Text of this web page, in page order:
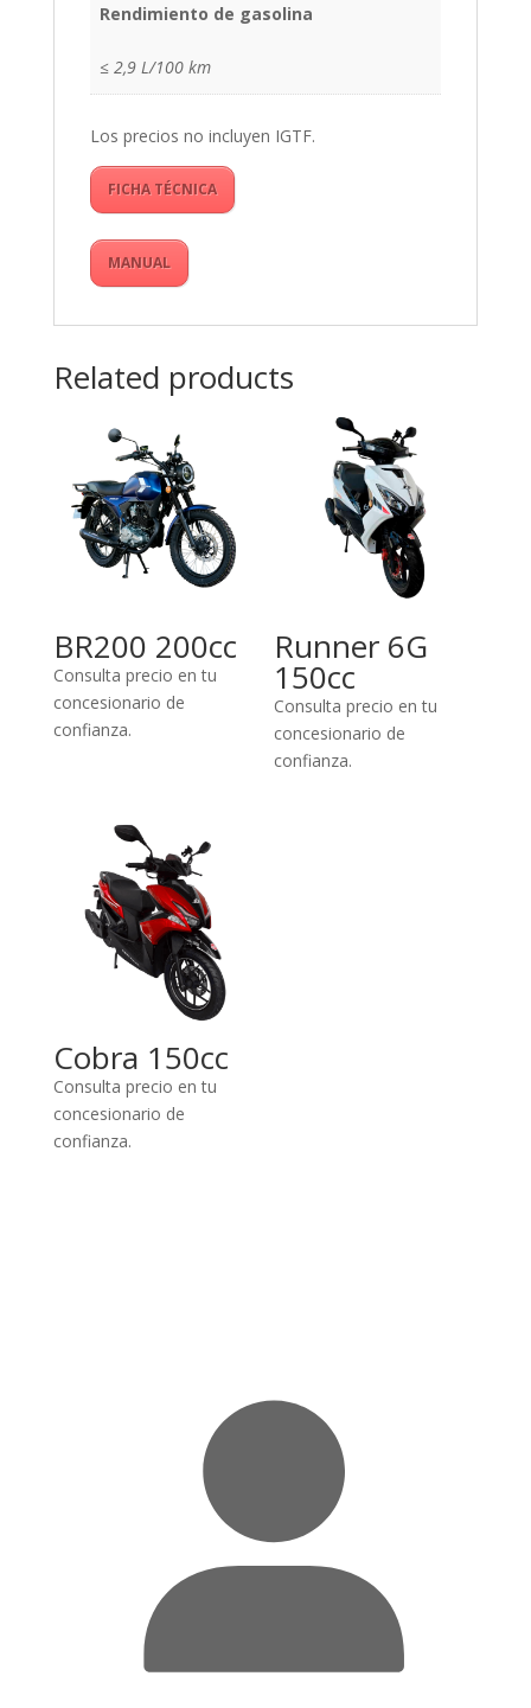
Rendimiento de gasolina
≤ 2,9 L/100 km
Los precios no incluyen IGTF.
FICHA TÉCNICA
MANUAL
Related products
BR200 200cc
Consulta precio en tu
concesionario de
confianza.
Runner 6G
150cc
Consulta precio en tu
concesionario de
confianza.
Cobra 150cc
Consulta precio en tu
concesionario de
confianza.